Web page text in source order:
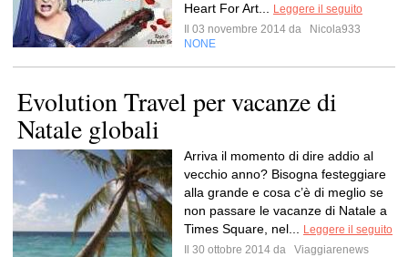
Heart For Art...
Leggere il seguito
Il 03 novembre 2014 da
Nicola933
NONE
Evolution Travel per vacanze di
Natale globali
Arriva il momento di dire addio al
vecchio anno? Bisogna festeggiare
alla grande e cosa c’è di meglio se
non passare le vacanze di Natale a
Times Square, nel...
Leggere il seguito
Il 30 ottobre 2014 da
Viaggiarenews